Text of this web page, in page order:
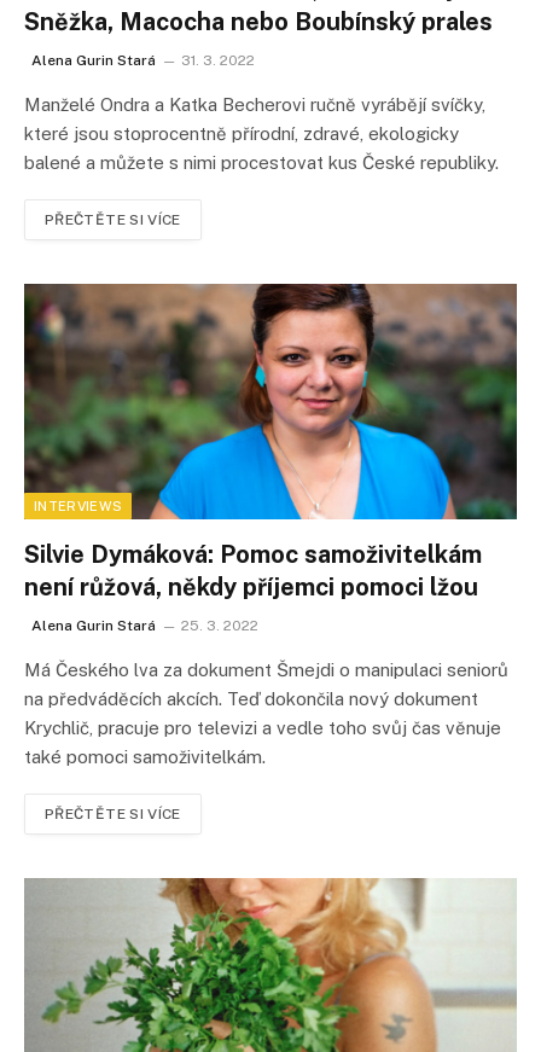
Sněžka, Macocha nebo Boubínský prales
Alena Gurin Stará 31. 3. 2022
Manželé Ondra a Katka Becherovi ručně vyrábějí svíčky,
které jsou stoprocentně přírodní, zdravé, ekologicky
balené a můžete s nimi procestovat kus České republiky.
PŘEČTĚTE SI VÍCE
INTERVIEWS
Silvie Dymáková: Pomoc samoživitelkám
není růžová, někdy příjemci pomoci lžou
Alena Gurin Stará 25. 3. 2022
Má Českého lva za dokument Šmejdi o manipulaci seniorů
na předváděcích akcích. Teď dokončila nový dokument
Krychlič, pracuje pro televizi a vedle toho svůj čas věnuje
také pomoci samoživitelkám.
PŘEČTĚTE SI VÍCE